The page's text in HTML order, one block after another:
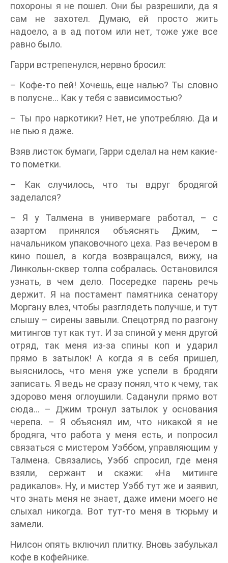
похороны я не пошел. Они бы разрешили, да я
сам не захотел. Думаю, ей просто жить
надоело, а в ад потом или нет, тоже уже все
равно было.
Гарри встрепенулся, нервно бросил:
– Кофе-то пей! Хочешь, еще налью? Ты словно
в полусне… Как у тебя с зависимостью?
– Ты про наркотики? Нет, не употребляю. Да и
не пью я даже.
Взяв листок бумаги, Гарри сделал на нем какие-
то пометки.
– Как случилось, что ты вдруг бродягой
заделался?
– Я у Талмена в универмаге работал, – с
азартом принялся объяснять Джим, –
начальником упаковочного цеха. Раз вечером в
кино пошел, а когда возвращался, вижу, на
Линкольн-сквер толпа собралась. Остановился
узнать, в чем дело. Посередке парень речь
держит. Я на постамент памятника сенатору
Моргану влез, чтобы разглядеть получше, и тут
слышу – сирены завыли. Спецотряд по разгону
митингов тут как тут. И за спиной у меня другой
отряд, так меня из-за спины коп и ударил
прямо в затылок! А когда я в себя пришел,
выяснилось, что меня уже успели в бродяги
записать. Я ведь не сразу понял, что к чему, так
здорово меня оглоушили. Саданули прямо вот
сюда… – Джим тронул затылок у основания
черепа. – Я объяснял им, что никакой я не
бродяга, что работа у меня есть, и попросил
связаться с мистером Уэббом, управляющим у
Талмена. Связались, Уэбб спросил, где меня
взяли, сержант и скажи: «На митинге
радикалов». Ну, и мистер Уэбб тут же и заявил,
что знать меня не знает, даже имени моего не
слыхал никогда. Вот тут-то меня в тюрьму и
замели.
Нилсон опять включил плитку. Вновь забулькал
кофе в кофейнике.